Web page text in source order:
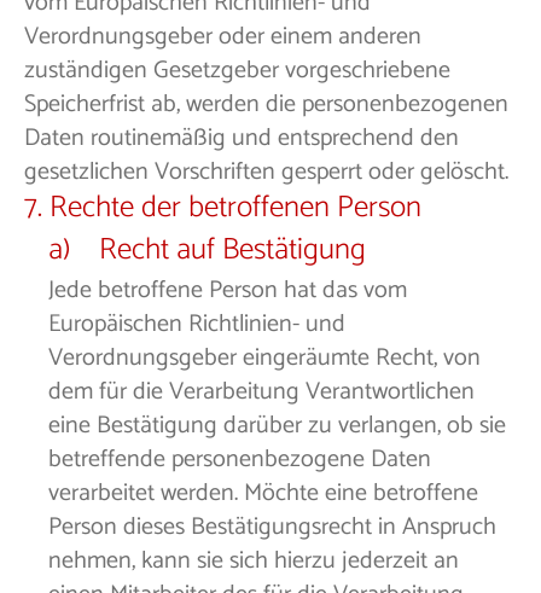
Verordnungsgeber oder einem anderen
zuständigen Gesetzgeber vorgeschriebene
Speicherfrist ab, werden die personenbezogenen
Daten routinemäßig und entsprechend den
gesetzlichen Vorschriften gesperrt oder gelöscht.
7. Rechte der betroffenen Person
a) Recht auf Bestätigung
Jede betroffene Person hat das vom
Europäischen Richtlinien- und
Verordnungsgeber eingeräumte Recht, von
dem für die Verarbeitung Verantwortlichen
eine Bestätigung darüber zu verlangen, ob sie
betreffende personenbezogene Daten
verarbeitet werden. Möchte eine betroffene
Person dieses Bestätigungsrecht in Anspruch
nehmen, kann sie sich hierzu jederzeit an